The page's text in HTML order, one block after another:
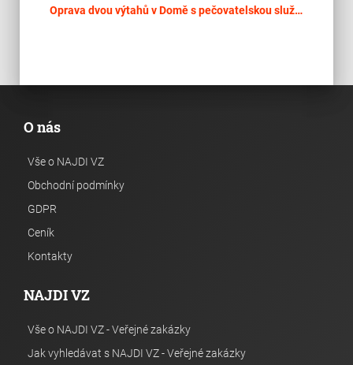
Oprava dvou výtahů v Domě s pečovatelskou službou Souhradní 1393, Lipník nad Bečvou
O nás
Vše o NAJDI VZ
Obchodní podmínky
GDPR
Ceník
Kontakty
NAJDI VZ
Vše o NAJDI VZ - Veřejné zakázky
Jak vyhledávat s NAJDI VZ - Veřejné zakázky